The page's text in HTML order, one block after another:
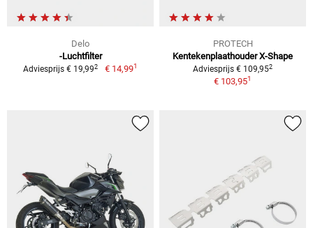
Delo
-Luchtfilter
Adviesprijs € 19,992 € 14,991
PROTECH
Kentekenplaathouder X-Shape
Adviesprijs € 109,952
€ 103,951